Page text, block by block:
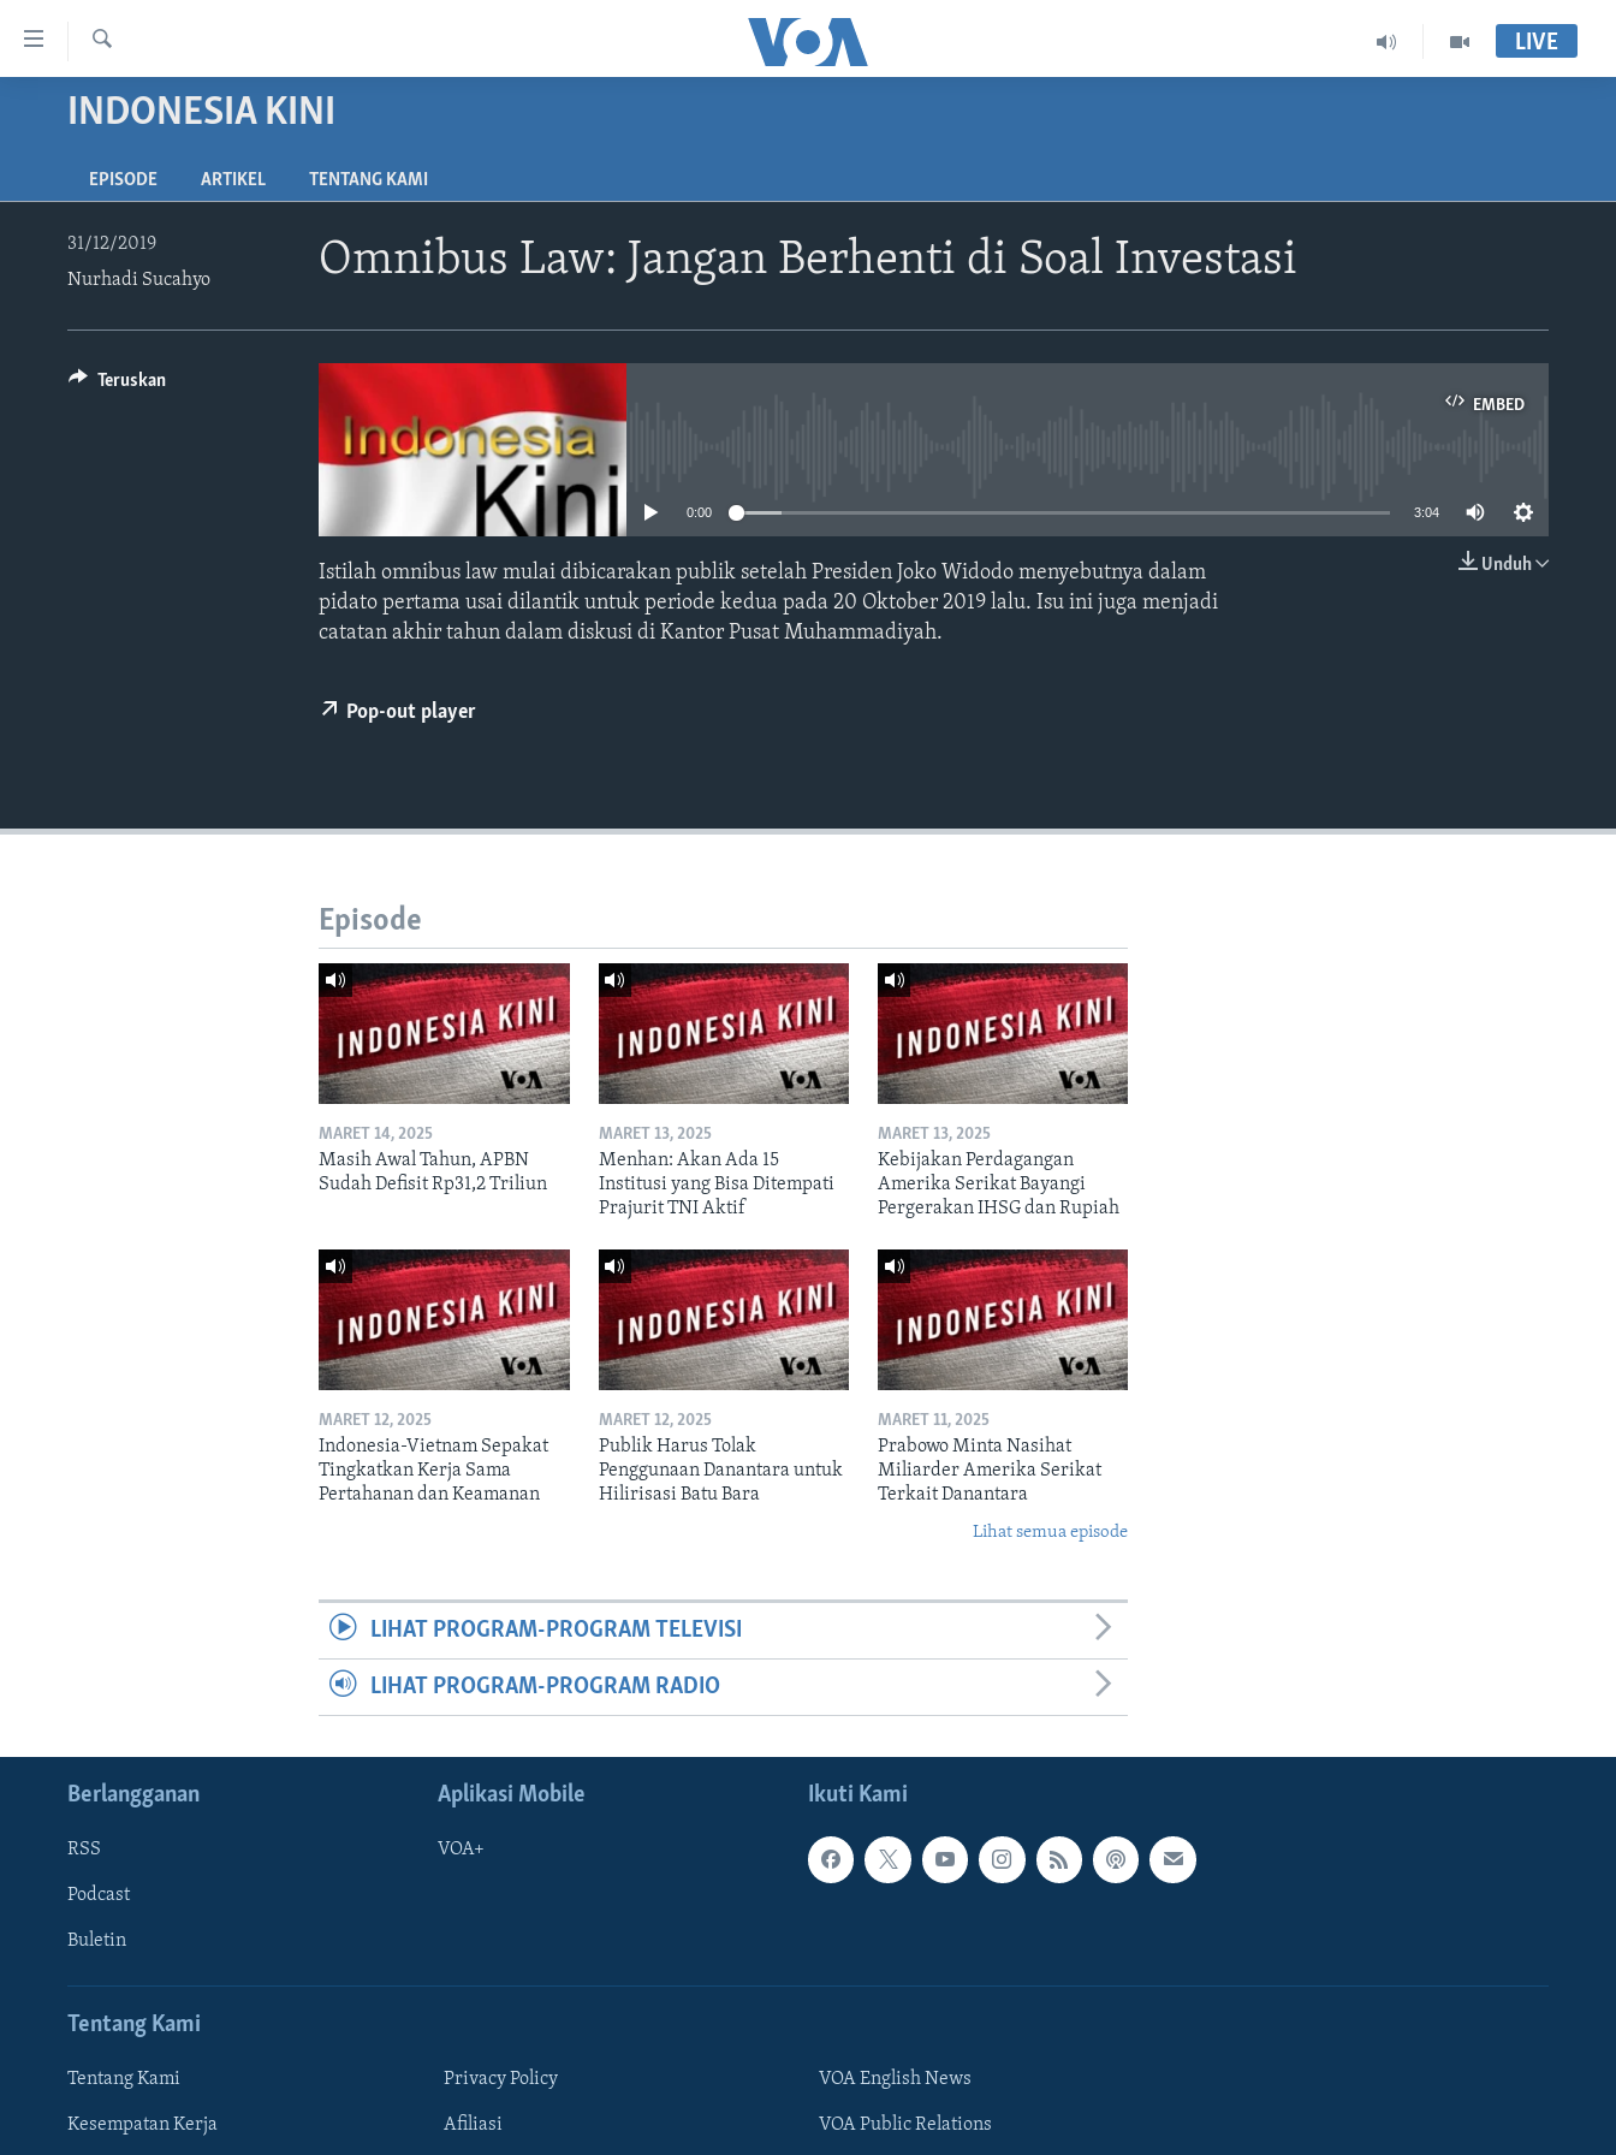
Akses
Konten
BERANDA
VIDEO
POLYGRAPH
DAFTAR PROGRAM
LIVE
INDONESIA KINI
EPISODE ARTIKEL TENTANG KAMI
Omnibus Law: Jangan Berhenti di Soal Investasi
31/12/2019
Nurhadi Sucahyo
EMBED
0:00 3:04
Unduh
Istilah omnibus law mulai dibicarakan publik setelah Presiden Joko Widodo menyebutnya dalam
pidato pertama usai dilantik untuk periode kedua pada 20 Oktober 2019 lalu. Isu ini juga menjadi
catatan akhir tahun dalam diskusi di Kantor Pusat Muhammadiyah.
Pop-out player
Teruskan
Episode
MARET 14, 2025
Masih Awal Tahun, APBN
Sudah Defisit Rp31,2 Triliun
MARET 13, 2025
Menhan: Akan Ada 15
Institusi yang Bisa Ditempati
Prajurit TNI Aktif
MARET 13, 2025
Kebijakan Perdagangan
Amerika Serikat Bayangi
Pergerakan IHSG dan Rupiah
MARET 12, 2025
Indonesia-Vietnam Sepakat
Tingkatkan Kerja Sama
Pertahanan dan Keamanan
MARET 12, 2025
Publik Harus Tolak
Penggunaan Danantara untuk
Hilirisasi Batu Bara
MARET 11, 2025
Prabowo Minta Nasihat
Miliarder Amerika Serikat
Terkait Danantara
Lihat semua episode
LIHAT PROGRAM-PROGRAM TELEVISI
LIHAT PROGRAM-PROGRAM RADIO
Ikuti Kami
Berlangganan
RSS
Podcast
Buletin
Aplikasi Mobile
VOA+
Tentang Kami
Tentang Kami
Kesempatan Kerja
Privacy Policy
Afiliasi
VOA English News
VOA Public Relations